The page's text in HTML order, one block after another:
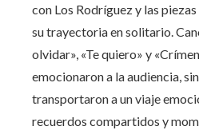
con Los Rodríguez y las
su trayectoria en solitario.
olvidar», «Te quiero» y
emocionaron a la audiencia,
transportaron a un viaje
recuerdos compartidos y